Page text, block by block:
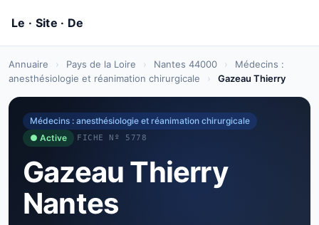
Annuaire › Pays de la Loire › Nantes 44000 ›
Médecins :
anesthésiologie et réanimation chirurgicale
› Gazeau Thierry
Médecins : anesthésiologie et réanimation chirurgicale
● Active
FICHE Nº 5778
Gazeau Thierry
Nantes